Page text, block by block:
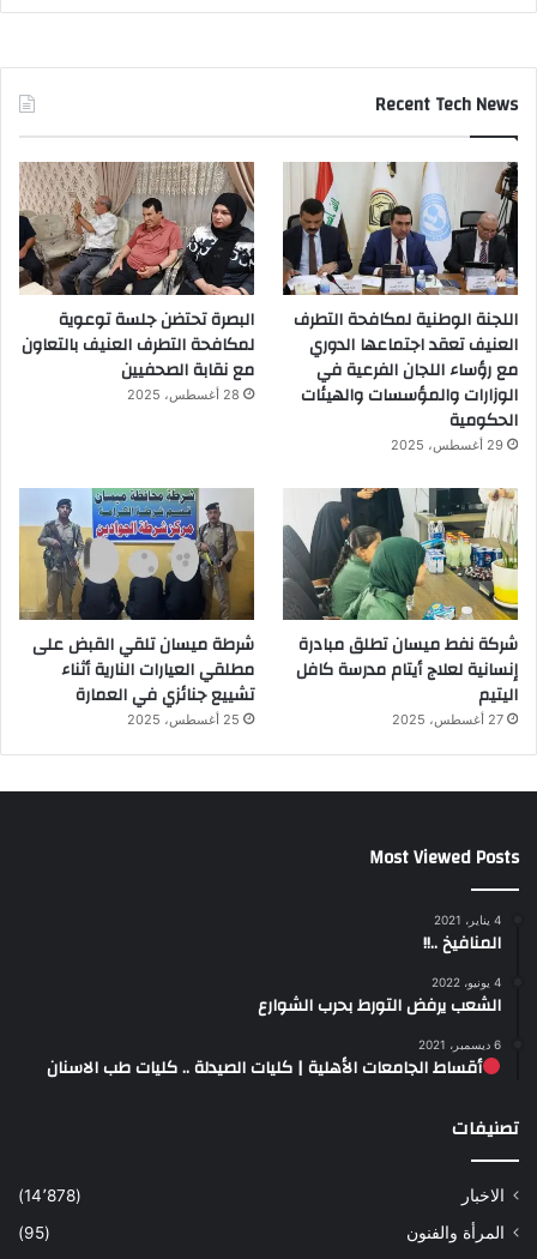
Recent Tech News
اللجنة الوطنية لمكافحة التطرف
العنيف تعقد اجتماعها الدوري
مع رؤساء اللجان الفرعية في
الوزارات والمؤسسات والهيئات
الحكومية
29 أغسطس، 2025
البصرة تحتضن جلسة توعوية
لمكافحة التطرف العنيف بالتعاون
مع نقابة الصحفيين
28 أغسطس، 2025
شركة نفط ميسان تطلق مبادرة
إنسانية لعلاج أيتام مدرسة كافل
اليتيم
27 أغسطس، 2025
شرطة ميسان تلقي القبض على
مطلقي العيارات النارية أثناء
تشييع جنائزي في العمارة
25 أغسطس، 2025
Most Viewed Posts
4 يناير، 2021
المنافيخ ..!!
4 يونيو، 2022
الشعب يرفض التورط بحرب الشوارع
6 ديسمبر، 2021
أقساط الجامعات الأهلية | كليات الصيدلة .. كليات طب الاسنان
تصنيفات
الاخبار
(14٬878)
المرأة والفنون
(95)